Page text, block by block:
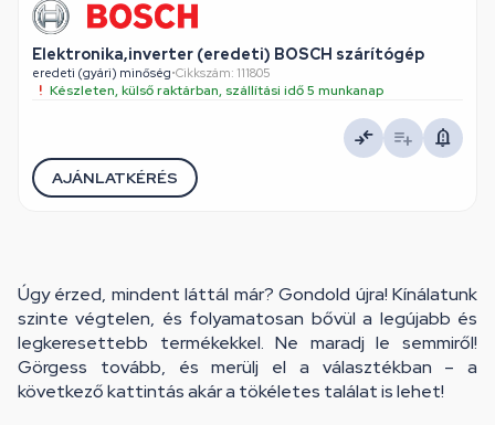
Elektronika,inverter (eredeti) BOSCH szárítógép
eredeti (gyári) minőség•Cikkszám: 111805
Készleten, külső raktárban, szállítási idő 5 munkanap
AJÁNLATKÉRÉS
Úgy érzed, mindent láttál már? Gondold újra! Kínálatunk
szinte végtelen, és folyamatosan bővül a legújabb és
legkeresettebb termékekkel. Ne maradj le semmiről!
Görgess tovább, és merülj el a választékban – a
következő kattintás akár a tökéletes találat is lehet!